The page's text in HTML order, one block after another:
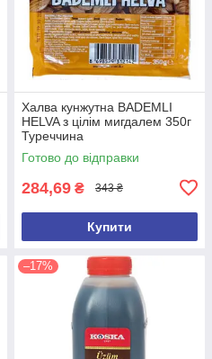
Халва кунжутна BADEMLI
HELVA з цілім мигдалем 350г
Туреччина
Готово до відправки
284,69 ₴ 343 ₴
Купити
–17%